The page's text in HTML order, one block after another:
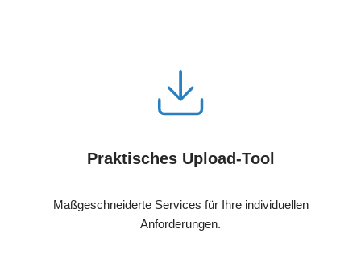
Praktisches Upload-Tool
Maßgeschneiderte Services für Ihre individuellen
Anforderungen.